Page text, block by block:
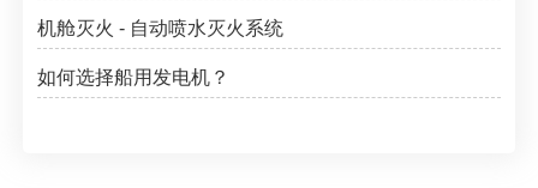
机舱灭火 - 自动喷水灭火系统
如何选择船用发电机？